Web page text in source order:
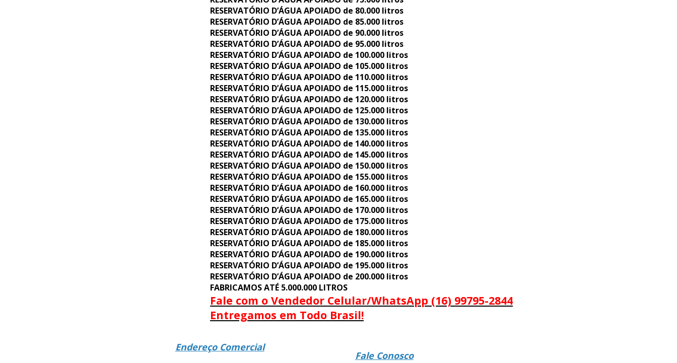
RESERVATÓRIO D’ÁGUA APOIADO de 80.000 litros
RESERVATÓRIO D’ÁGUA APOIADO de 85.000 litros
RESERVATÓRIO D’ÁGUA APOIADO de 90.000 litros
RESERVATÓRIO D’ÁGUA APOIADO de 95.000 litros
RESERVATÓRIO D’ÁGUA APOIADO de 100.000 litros
RESERVATÓRIO D’ÁGUA APOIADO de 105.000 litros
RESERVATÓRIO D’ÁGUA APOIADO de 110.000 litros
RESERVATÓRIO D’ÁGUA APOIADO de 115.000 litros
RESERVATÓRIO D’ÁGUA APOIADO de 120.000 litros
RESERVATÓRIO D’ÁGUA APOIADO de 125.000 litros
RESERVATÓRIO D’ÁGUA APOIADO de 130.000 litros
RESERVATÓRIO D’ÁGUA APOIADO de 135.000 litros
RESERVATÓRIO D’ÁGUA APOIADO de 140.000 litros
RESERVATÓRIO D’ÁGUA APOIADO de 145.000 litros
RESERVATÓRIO D’ÁGUA APOIADO de 150.000 litros
RESERVATÓRIO D’ÁGUA APOIADO de 155.000 litros
RESERVATÓRIO D’ÁGUA APOIADO de 160.000 litros
RESERVATÓRIO D’ÁGUA APOIADO de 165.000 litros
RESERVATÓRIO D’ÁGUA APOIADO de 170.000 litros
RESERVATÓRIO D’ÁGUA APOIADO de 175.000 litros
RESERVATÓRIO D’ÁGUA APOIADO de 180.000 litros
RESERVATÓRIO D’ÁGUA APOIADO de 185.000 litros
RESERVATÓRIO D’ÁGUA APOIADO de 190.000 litros
RESERVATÓRIO D’ÁGUA APOIADO de 195.000 litros
RESERVATÓRIO D’ÁGUA APOIADO de 200.000 litros
FABRICAMOS ATÉ 5.000.000 LITROS
Fale com o Vendedor Celular/WhatsApp (16) 99795-2844
Entregamos em Todo Brasil!
Endereço Comercial
Fale Conosco